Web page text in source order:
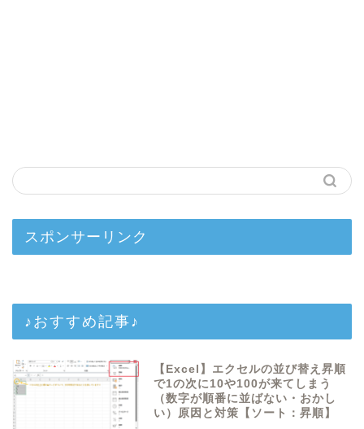
スポンサーリンク
♪おすすめ記事♪
【Excel】エクセルの並び替え昇順
で1の次に10や100が来てしまう
（数字が順番に並ばない・おかし
い）原因と対策【ソート：昇順】